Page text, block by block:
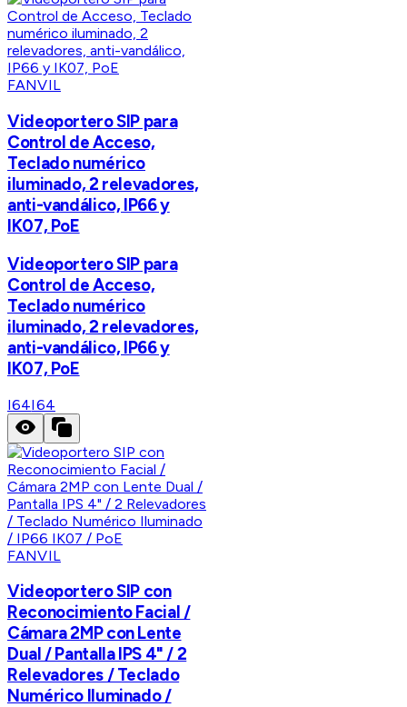
FANVIL
Videoportero SIP para
Control de Acceso,
Teclado numérico
iluminado, 2 relevadores,
anti-vandálico, IP66 y
IK07, PoE
Videoportero SIP para
Control de Acceso,
Teclado numérico
iluminado, 2 relevadores,
anti-vandálico, IP66 y
IK07, PoE
I64I64
FANVIL
Videoportero SIP con
Reconocimiento Facial /
Cámara 2MP con Lente
Dual / Pantalla IPS 4" / 2
Relevadores / Teclado
Numérico Iluminado /